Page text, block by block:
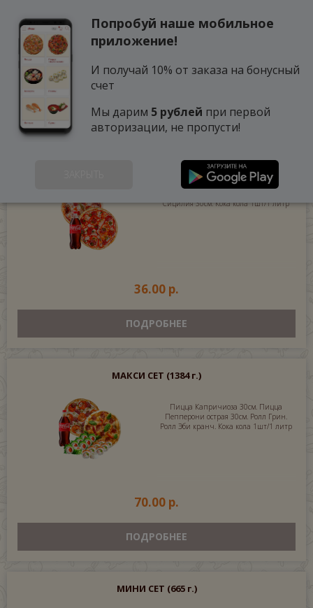
(910 г.)
Сицилия 30см. Кока кола 1шт/1 литр
36.00 р.
ПОДРОБНЕЕ
МАКСИ СЕТ (1384 г.)
Пицца Капричиоза 30см. Пицца
Пепперони острая 30см. Ролл Грин.
Ролл Эби кранч. Кока кола 1шт/1 литр
70.00 р.
ПОДРОБНЕЕ
МИНИ СЕТ (665 г.)
Попробуй наше мобильное
приложение!
И получай 10% от заказа на бонусный
счет
Мы дарим 5 рублей при первой
авторизации, не пропусти!